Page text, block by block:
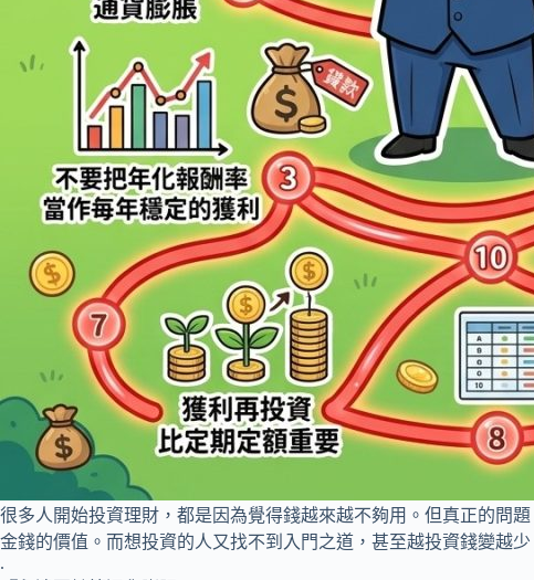
很多人開始投資理財，都是因為覺得錢越來越不夠用。但真正的問
金錢的價值。而想投資的人又找不到入門之道，甚至越投資錢變越
.